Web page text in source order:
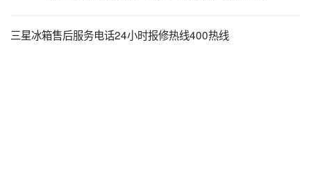
三星冰箱售后服务电话24小时报修热线400热线